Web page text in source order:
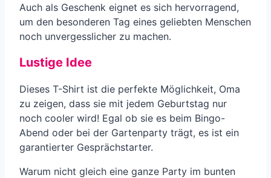
Auch als Geschenk eignet es sich hervorragend,
um den besonderen Tag eines geliebten Menschen
noch unvergesslicher zu machen.
Lustige Idee
Dieses T-Shirt ist die perfekte Möglichkeit, Oma
zu zeigen, dass sie mit jedem Geburtstag nur
noch cooler wird! Egal ob sie es beim Bingo-
Abend oder bei der Gartenparty trägt, es ist ein
garantierter Gesprächstarter.
Warum nicht gleich eine ganze Party im bunten